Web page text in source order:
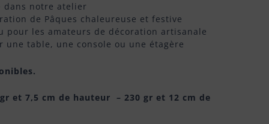
dans notre atelier
de Pâques chaleureuse et festive
pour les amateurs de décoration artisanale
une table, une console ou une étagère
et 7,5 cm de hauteur – 230 gr et 12 cm de